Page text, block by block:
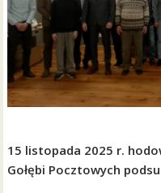
15 listopada 2025 r.
Gołębi Pocztowych